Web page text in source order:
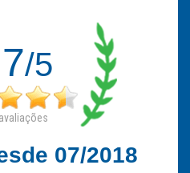
/5
avaliações
07/2018